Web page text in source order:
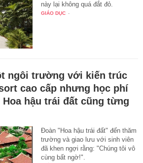
này lại không quá đắt đỏ.
GIÁO DỤC -
ngôi trường với kiến trúc
cao cấp nhưng học phí
hậu trái đất cũng từng
Đoàn "Hoa hậu trái đất" đến thăm
trường và giao lưu với sinh viên
đã khen ngợi rằng: "Chúng tôi vô
cùng bất ngờ!".